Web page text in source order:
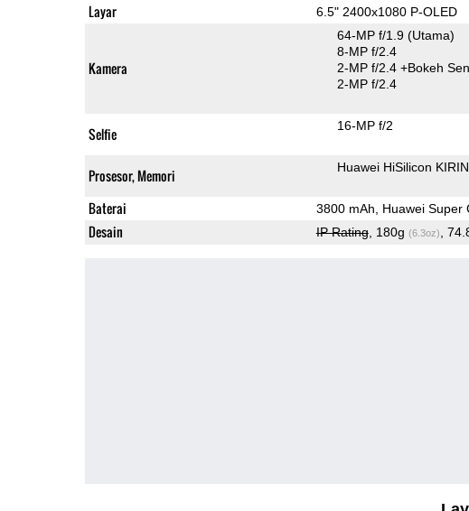
Layar 6.5" 2400x1080 P-OLED
Kamera
64-MP f/1.9 (Utama)
8-MP f/2.4
2-MP f/2.4 +Bokeh
2-MP f/2.4
Selfie 16-MP f/2
Prosesor, Memori Huawei HiSilicon
Baterai 3800 mAh, Huawei Super
Desain IP Rating, 180g (6.3oz) ,